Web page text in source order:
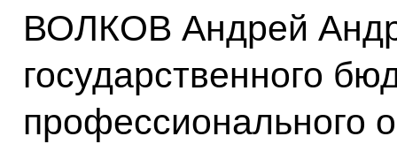
ВОЛКОВ Андрей
государственного
профессионального